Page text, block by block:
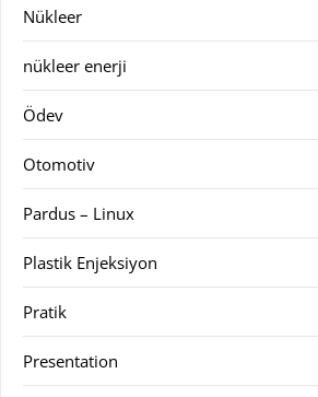
Nükleer
nükleer enerji
Ödev
Otomotiv
Pardus – Linux
Plastik Enjeksiyon
Pratik
Presentation